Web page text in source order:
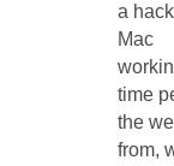
a
Mac
time
the
from,